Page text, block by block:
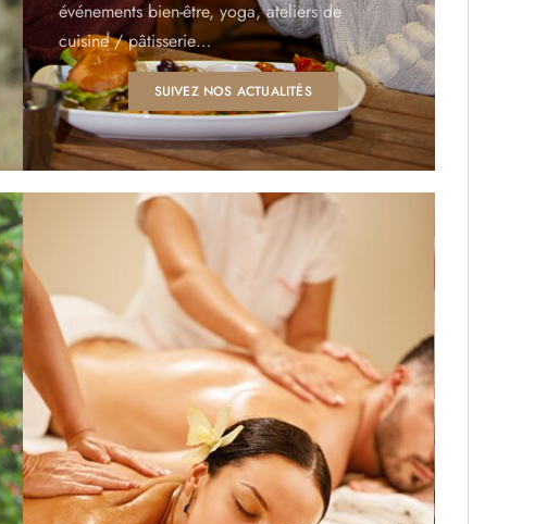
événements bien-être, yoga, ateliers de
cuisine / pâtisserie…
SUIVEZ NOS ACTUALITÉS